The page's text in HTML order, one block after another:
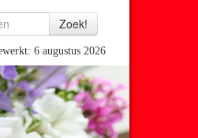
6 augustus 2026